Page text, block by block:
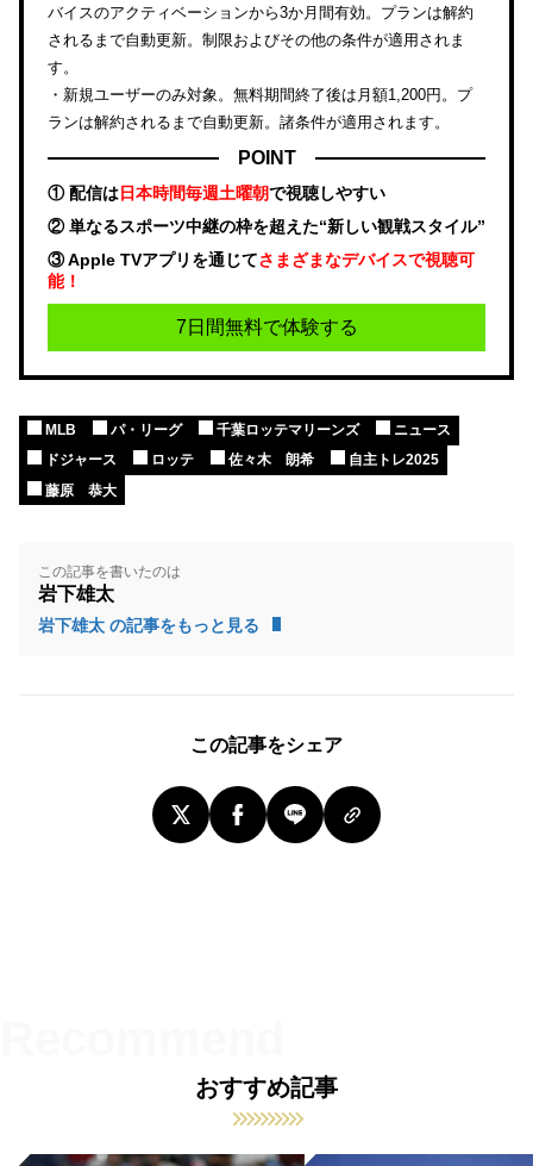
バイスのアクティベーションから3か月間有効。プランは解約
されるまで自動更新。制限およびその他の条件が適用されま
す。
・新規ユーザーのみ対象。無料期間終了後は月額1,200円。プ
ランは解約されるまで自動更新。諸条件が適用されます。
POINT
① 配信は日本時間毎週土曜朝で視聴しやすい
② 単なるスポーツ中継の枠を超えた“新しい観戦スタイル”
③ Apple TVアプリを通じてさまざまなデバイスで視聴可
能！
7日間無料で体験する
MLB パ・リーグ 千葉ロッテマリーンズ
ニュース
ドジャース
ロッテ 佐々木 朗希
自主トレ2025
藤原 恭大
この記事を書いたのは
岩下雄太
岩下雄太 の記事をもっと見る
この記事をシェア
おすすめ記事